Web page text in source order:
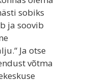
sobiks
ja soovib
Ja otse
võtma